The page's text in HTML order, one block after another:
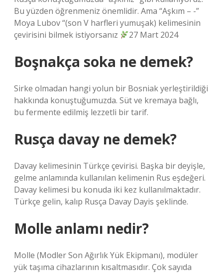
Bu yüzden öğrenmeniz önemlidir. Ama “Aşkım – -”
Moya Lubov “(son V harfleri yumuşak) kelimesinin
çevirisini bilmek istiyorsanız
27 Mart 2024
Boşnakça soka ne demek?
Sirke olmadan hangi yolun bir Bosniak yerleştirildiği
hakkında konuştuğumuzda. Süt ve kremaya bağlı,
bu fermente edilmiş lezzetli bir tarif.
Rusça davay ne demek?
Davay kelimesinin Türkçe çevirisi. Başka bir deyişle,
gelme anlamında kullanılan kelimenin Rus eşdeğeri.
Davay kelimesi bu konuda iki kez kullanılmaktadır.
Türkçe gelin, kalıp Rusça Davay Dayis şeklinde.
Molle anlamı nedir?
Molle (Modler Son Ağırlık Yük Ekipmanı), modüler
yük taşıma cihazlarının kısaltmasıdır. Çok sayıda